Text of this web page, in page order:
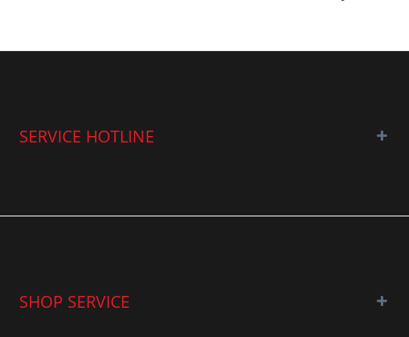
SERVICE HOTLINE
SHOP SERVICE